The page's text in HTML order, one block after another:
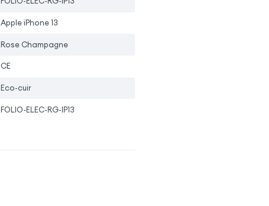
Apple iPhone 13
Rose Champagne
CE
Eco-cuir
FOLIO-ELEC-RG-IP13